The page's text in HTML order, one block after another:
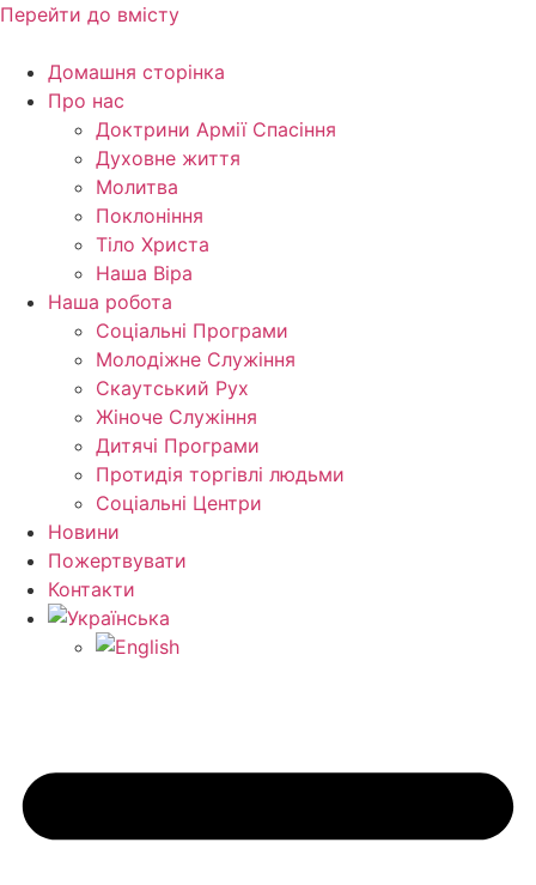
Перейти до вмісту
Домашня сторінка
Про нас
Доктрини Армії Спасіння
Духовне життя
Молитва
Поклоніння
Тіло Христа
Наша Віра
Наша робота
Соціальні Програми
Молодіжне Служіння
Скаутський Рух
Жіноче Cлужіння
Дитячі Програми
Протидія торгівлі людьми
Соціальні Центри
Новини
Пожертвувати
Контакти